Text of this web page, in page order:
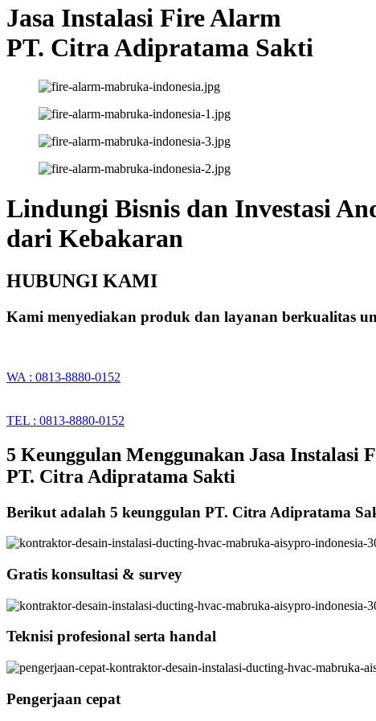
Jasa Instalasi Fire Alarm
PT. Citra Adipratama Sakti
Lindungi Bisnis dan Investasi
dari Kebakaran
HUBUNGI KAMI
Kami menyediakan produk dan layanan berkualitas
WA : 0813-8880-0152
TEL : 0813-8880-0152
5 Keunggulan Menggunakan Jasa Instalasi
PT. Citra Adipratama Sakti
Berikut adalah 5 keunggulan PT. Citra Adipratama
Gratis konsultasi & survey
Teknisi profesional serta handal
Pengerjaan cepat